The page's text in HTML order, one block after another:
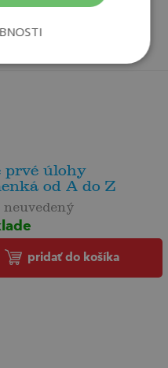
prvé úlohy
od A do Z
neuvedený
pridať do košíka